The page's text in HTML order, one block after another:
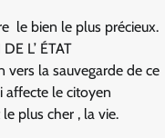
le bien le plus précieux.
L’ ÉTAT
vers la sauvegarde de ce
affecte le citoyen
plus cher , la vie.